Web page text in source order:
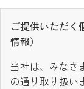
ご提供いただく
情報）
当社は、みなさ
の通り取り扱い